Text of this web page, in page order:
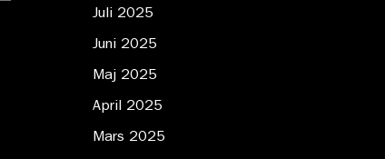
Juli 2025
Juni 2025
Maj 2025
April 2025
Mars 2025